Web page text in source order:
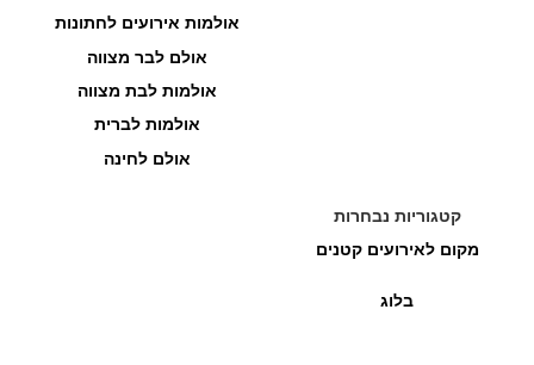
אולמות אירועים לחתונות
אולם לבר מצווה
אולמות לבת מצווה
אולמות לברית
אולם לחינה
קטגוריות נבחרות
מקום לאירועים קטנים
בלוג